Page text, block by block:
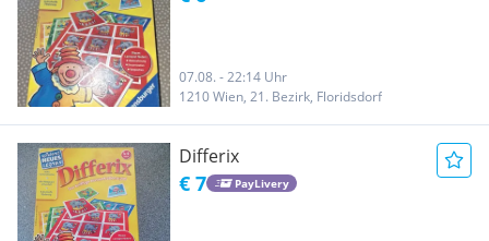
07.08. - 22:14 Uhr
1210 Wien, 21. Bezirk, Floridsdorf
Differix
€ 7 PayLivery